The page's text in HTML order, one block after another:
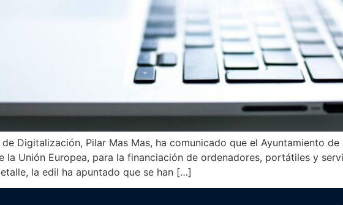
Digitalización, Pilar Mas Mas, ha comunicado que el Ayuntamiento
la Unión Europea, para la financiación de ordenadores, portátiles y
la edil ha apuntado que se han […]